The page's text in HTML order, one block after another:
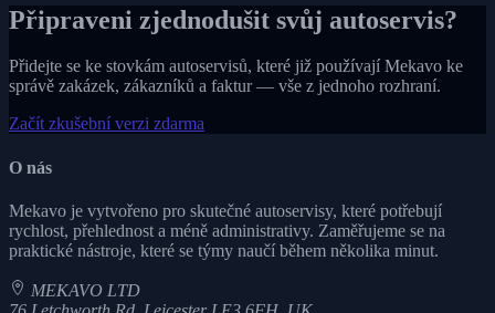
Připraveni zjednodušit svůj autoservis?
Přidejte se ke stovkám autoservisů, které již používají Mekavo ke
správě zakázek, zákazníků a faktur — vše z jednoho rozhraní.
Začít zkušební verzi zdarma
O nás
Mekavo je vytvořeno pro skutečné autoservisy, které potřebují
rychlost, přehlednost a méně administrativy. Zaměřujeme se na
praktické nástroje, které se týmy naučí během několika minut.
MEKAVO LTD